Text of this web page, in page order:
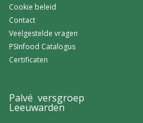
Cookie beleid
Contact
Veelgestelde vragen
PSInfood Catalogus
Certificaten
Palvé versgroep
Leeuwarden